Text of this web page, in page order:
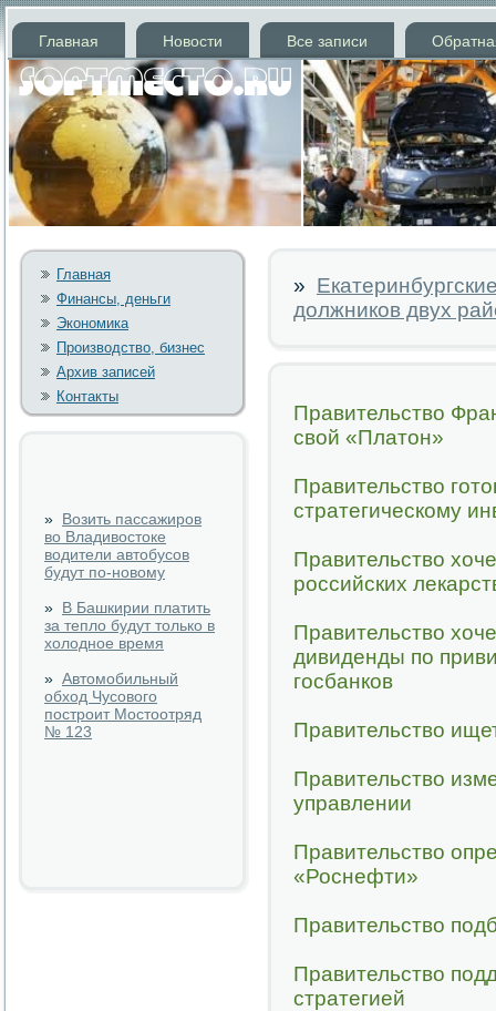
Главная Новости Все записи
Главная
Финансы, деньги
Экономика
Производство, бизнес
Архив записей
Контакты
» Возить пассажиров
во Владивостоке
водители автобусов
будут по-новому
» В Башкирии платить
за тепло будут только в
холодное время
» Автомобильный
обход Чусового
построит Мостоотряд
№ 123
»
должников двух
Правительство
свой «Платон»
Правительство
стратегическому
Правительство
российских
Правительство
дивиденды по
госбанков
Правительство
Правительство
управлении
Правительство
«Роснефти»
Правительство
Правительство
стратегией